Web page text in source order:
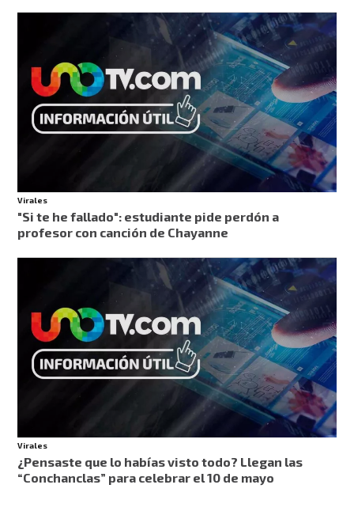
Virales
"Si te he fallado": estudiante pide perdón a
profesor con canción de Chayanne
Virales
¿Pensaste que lo habías visto todo? Llegan las
“Conchanclas” para celebrar el 10 de mayo